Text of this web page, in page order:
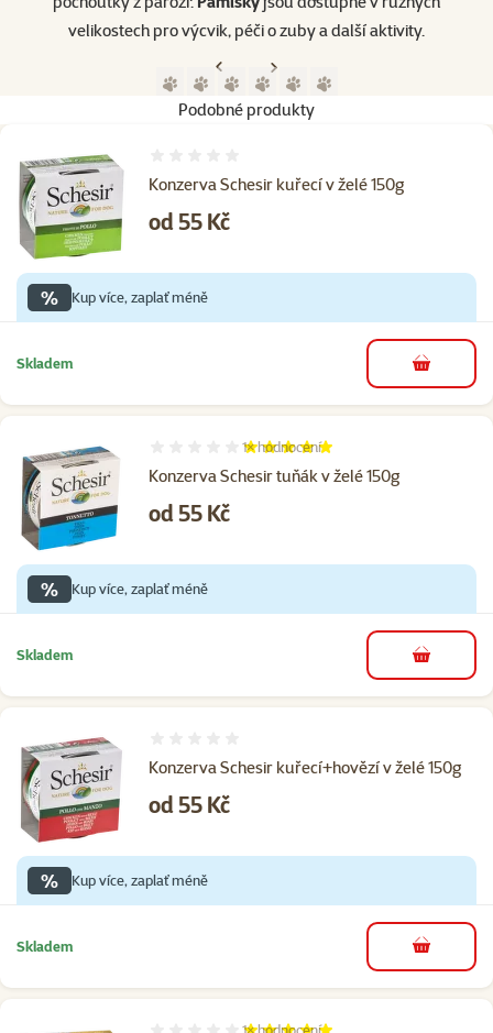
velikostech pro výcvik, péči o zuby a další aktivity.​
Předchozí stranaNásledující strana
Přejít na stranu 1 Přejít na stranu 2
Podobné produkty
Konzerva Schesir kuřecí v želé 150g
Cena
od 55 Kč
% Kup více, zaplať méně
Skladem do košíku
Konzerva Schesir tuňák v želé 150g
Hodnocení 100%, počet hodnocení: 1
1×hodnocení
Cena
od 55 Kč
% Kup více, zaplať méně
Skladem do košíku
Konzerva Schesir kuřecí+hovězí v želé 150g
Cena
od 55 Kč
% Kup více, zaplať méně
Skladem do košíku